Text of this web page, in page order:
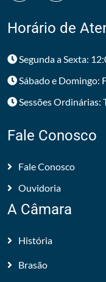
Horário de
Segunda a Sexta:
Sábado e Domingo:
Sessões Ordinárias:
Fale Conosco
Fale Conosco
Ouvidoria
A Câmara
História
Brasão